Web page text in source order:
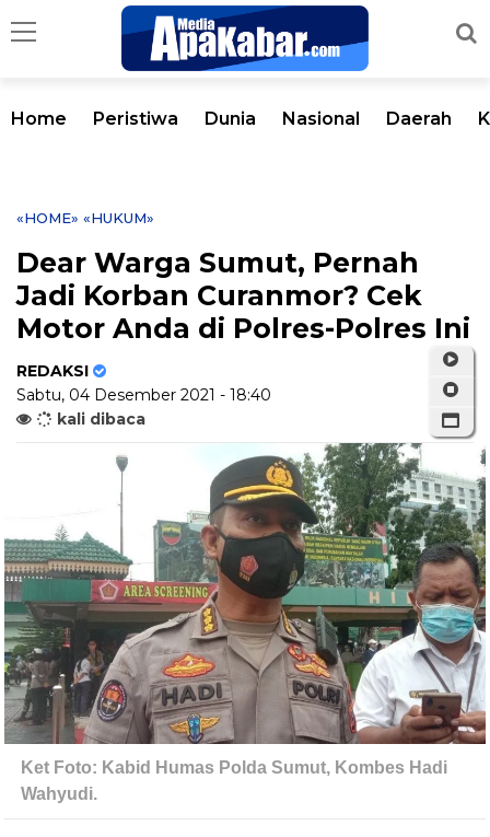
Home Peristiwa Dunia Nasional Daerah
«HOME» «HUKUM»
Dear Warga Sumut, Pernah
Jadi Korban Curanmor? Cek
Motor Anda di Polres-Polres Ini
REDAKSI
Sabtu, 04 Desember 2021 - 18:40
kali dibaca
Ket Foto: Kabid Humas Polda Sumut, Kombes Hadi
Wahyudi.